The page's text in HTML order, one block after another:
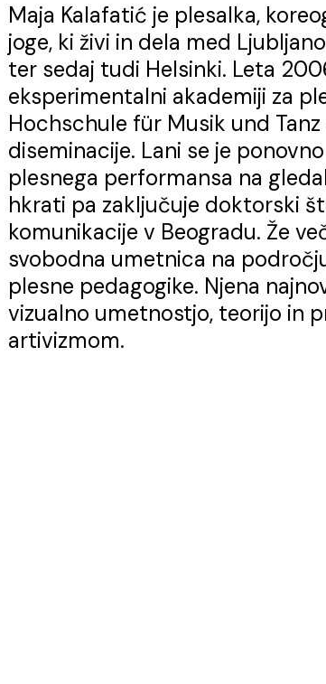
Maja Kalafatić je plesalka,
joge, ki živi in dela med
ter sedaj tudi Helsinki. Leta
eksperimentalni akademiji za
Hochschule für Musik und
diseminacije. Lani se je
plesnega performansa na
hkrati pa zaključuje doktorski
komunikacije v Beogradu. Že
svobodna umetnica na
plesne pedagogike. Njena
vizualno umetnostjo, teorijo in
artivizmom.